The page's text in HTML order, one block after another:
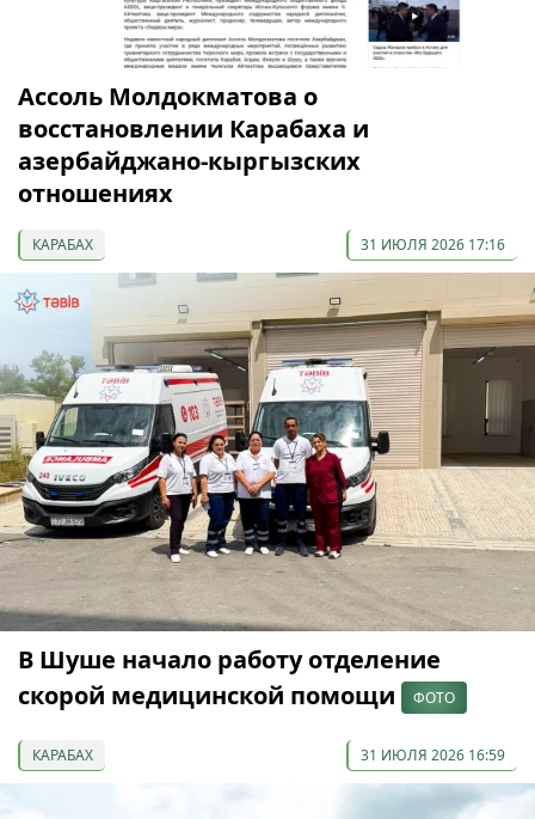
Ассоль Молдокматова о
восстановлении Карабаха и
азербайджано-кыргызских
отношениях
КАРАБАХ 31 ИЮЛЯ 2026 17:16
В Шуше начало работу отделение
скорой медицинской помощи
ФОТО
КАРАБАХ 31 ИЮЛЯ 2026 16:59